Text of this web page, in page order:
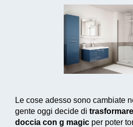
Le cose adesso sono cambiate
gente oggi decide di
doccia con g magic per poter